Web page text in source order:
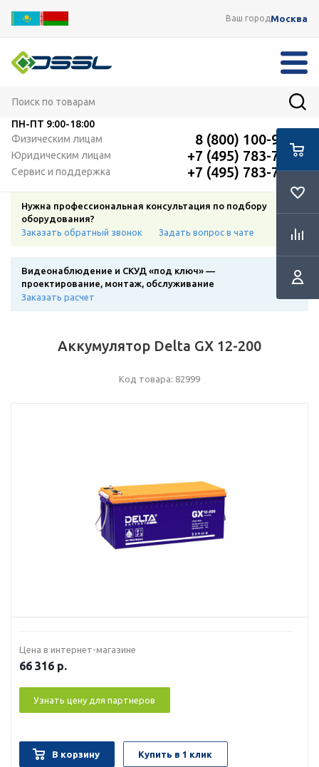
Ваш городМосква
ПН-ПТ 9:00-18:00
Физическим лицам
8 (800) 100-91-12
Юридическим лицам +7 (495) 783-72-87
Сервис и поддержка +7 (495) 783-72-87
Нужна профессиональная консультация по подбору
оборудования?
Заказать обратный звонок
Задать вопрос в чате
Видеонаблюдение и СКУД «под ключ» —
проектирование, монтаж, обслуживание
Заказать расчет
Аккумулятор Delta GX 12-200
Код товара: 82999
Цена в интернет-магазине
66 316 р.
Узнать цену для партнеров
В корзину Купить в 1 клик